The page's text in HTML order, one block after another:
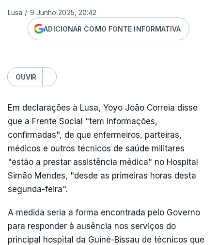
Lusa / 9 Junho 2025, 20:42
ADICIONAR COMO FONTE INFORMATIVA
OUVIR
Em declarações à Lusa, Yoyo João Correia disse
que a Frente Social "tem informações,
confirmadas", de que enfermeiros, parteiras,
médicos e outros técnicos de saúde militares
"estão a prestar assistência médica" no Hospital
Simão Mendes, "desde as primeiras horas desta
segunda-feira".
A medida seria a forma encontrada pelo Governo
para responder à ausência nos serviços do
principal hospital da Guiné-Bissau de técnicos que